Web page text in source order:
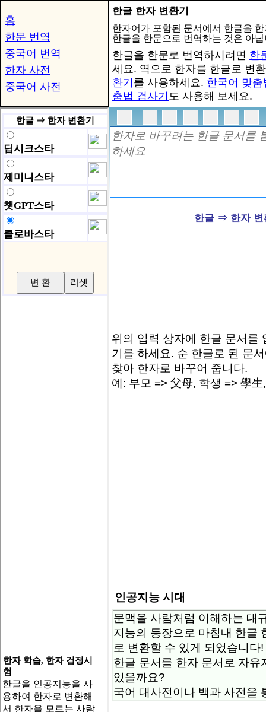
홈
한문 번역
중국어 번역
한자 사전
중국어 사전
한글 한자 변환기
한자어가 포함된 문서에서 한글을
한글을 한문으로 번역하는 것은 아
한글을 한문로 번역하시려면 한
세요. 역으로 한자를 한글로 변
환기 를 사용하세요. 한국어 맞
춤법 검사기 도 사용해 보세요.